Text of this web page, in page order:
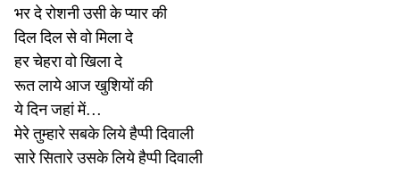
भर दे रोशनी उसी के प्यार की
दिल दिल से वो मिला दे
हर चेहरा वो खिला दे
रूत लाये आज खुशियों की
ये दिन जहां में…
मेरे तुम्हारे सबके लिये हैप्पी दिवाली
सारे सितारे उसके लिये हैप्पी दिवाली